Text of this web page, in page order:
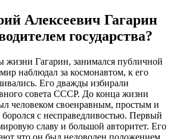
Алексеевич Гагарин
государства?
жизни Гагарин, занимался публичной
наблюдал за космонавтом, к его
Его дважды избирали
совета СССР. До конца жизни
человеком своенравным, простым и
с несправедливостью. Первый
славу и большой авторитет. Его
что он был недоволен положением